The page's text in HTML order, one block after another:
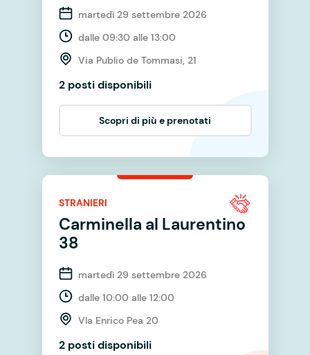
martedì 29 settembre 2026
dalle 09:30 alle 13:00
Via Publio de Tommasi, 21
2 posti disponibili
Scopri di più e prenotati
STRANIERI
Carminella al Laurentino
38
martedì 29 settembre 2026
dalle 10:00 alle 12:00
VIa Enrico Pea 20
2 posti disponibili